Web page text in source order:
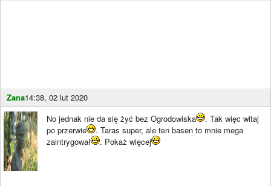
Zana14:38, 02 lut 2020
No jednak nie da się żyć bez Ogrodowiska
. Tak więc witaj
po przerwie
. Taras super, ale ten basen to mnie mega
zaintrygował
. Pokaż więcej